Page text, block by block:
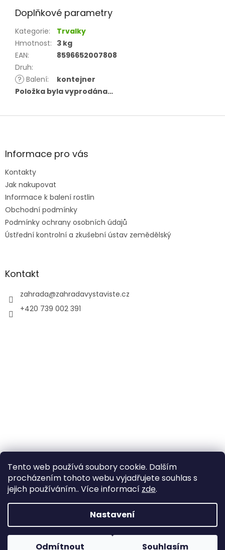
Tento web používá soubory cookie. Dalším
procházením tohoto webu vyjadřujete souhlas s
jejich používáním.. Více informací zde.
Nastavení
Odmítnout Souhlasím
Doplňkové parametry
Kategorie:
Trvalky
Hmotnost: 3 kg
EAN:
8596652007808
Druh:
? Balení:
kontejner
Položka byla vyprodána…
Z
aInformace pro vás
Kontakty
Jak nakupovat
Informace k balení rostlin
Obchodní podmínky
Podmínky ochrany osobních údajů
Ústřední kontrolní a zkušební ústav zemědělský
Kontakt
zahrada@zahradavystaviste.cz
+420 739 002 391
Vytvořil Shoptet
Copyright 2026Zahrada Výstaviště. Všechna práva
vyhrazena.
Upravit nastavení cookies